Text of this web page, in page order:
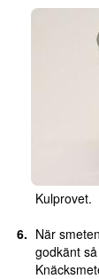
Kulprovet.
När
godkänt